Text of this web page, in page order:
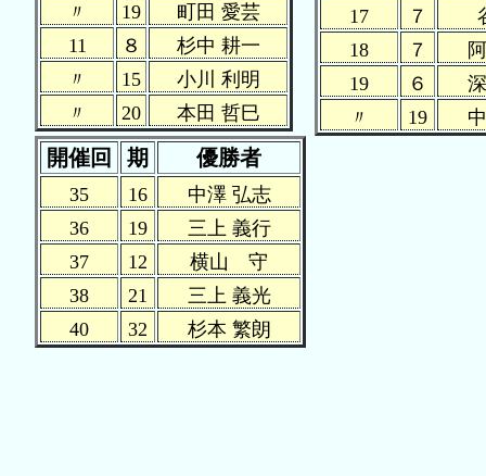
〃
19
町田 愛芸
11
８
杉中 耕一
〃
15
小川 利明
〃
20 本田 哲巳
17
７
18
７
19
６
〃
19
開催回 期 優勝者
35 16
中澤 弘志
36
19
三上 義行
37
12
横山 守
38
21
三上 義光
40
32 杉本 繁朗